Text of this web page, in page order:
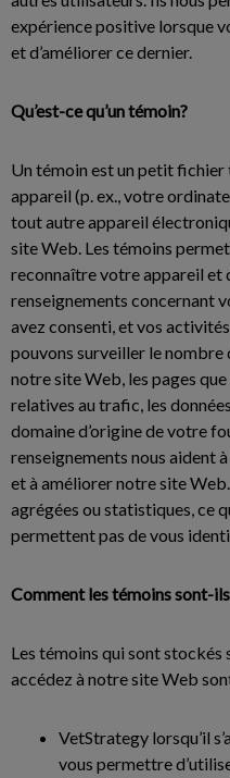
expérience positive lorsque
et d’améliorer ce dernier.
Qu’est-ce qu’un témoin?
Un témoin est un petit
appareil (p. ex., votre
tout autre appareil
site Web. Les témoins
reconnaître votre appareil et
renseignements concernant
avez consenti, et vos
pouvons surveiller le nombre
notre site Web, les pages
relatives au trafic, les
domaine d’origine de votre
renseignements nous aident
et à améliorer notre site
agrégées ou statistiques, ce
permettent pas de vous
Comment les témoins sont-
Les témoins qui sont
accédez à notre site Web
VetStrategy lorsqu’il
vous permettre